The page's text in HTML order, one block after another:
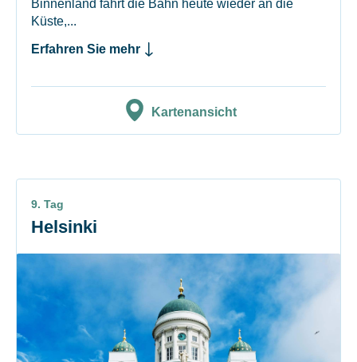
Binnenland fährt die Bahn heute wieder an die
Küste,...
Erfahren Sie mehr
Kartenansicht
9. Tag
Helsinki